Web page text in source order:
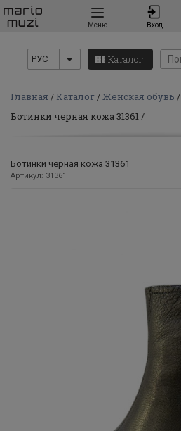
Навигация
Меню Вход
РУС Каталог
Главная Каталог Женская обувь
Ботинки черная кожа 31361
Ботинки черная кожа 31361
Артикул: 31361